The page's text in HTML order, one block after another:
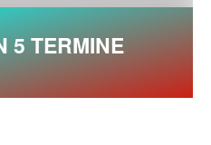
5 TERMINE